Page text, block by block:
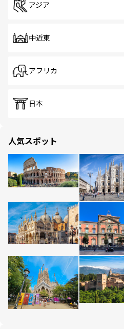
アジア
中近東
アフリカ
日本
人気スポット